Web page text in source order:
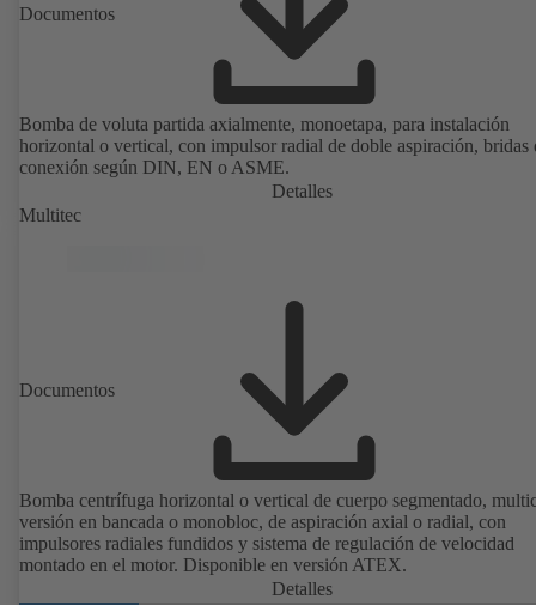
Documentos
Bomba de voluta partida axialmente, monoetapa, para instalación
horizontal o vertical, con impulsor radial de doble aspiración, bridas
conexión según DIN, EN o ASME.
Detalles
Multitec
Documentos
Bomba centrífuga horizontal o vertical de cuerpo segmentado,
versión en bancada o monobloc, de aspiración axial o radial, con
impulsores radiales fundidos y sistema de regulación de velocidad
montado en el motor. Disponible en versión ATEX.
Detalles